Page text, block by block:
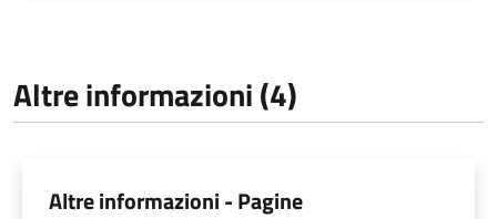
Altre informazioni (4)
Altre informazioni - Pagine